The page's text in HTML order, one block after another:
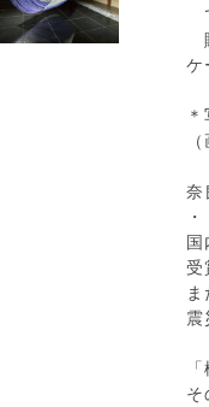
ケ
奈
受
震
そ